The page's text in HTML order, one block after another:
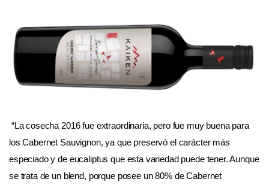
“La cosecha 2016 fue extraordinaria, pero fue muy buena para
los Cabernet Sauvignon, ya que preservó el carácter más
especiado y de eucaliptus que esta variedad puede tener. Aunque
se trata de un blend, porque posee un 80% de Cabernet